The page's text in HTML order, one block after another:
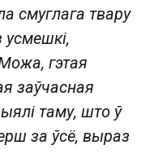
смуглага твару
усмешкі,
гэтая
заўчасная
таму, што ў
за ўсё, выраз